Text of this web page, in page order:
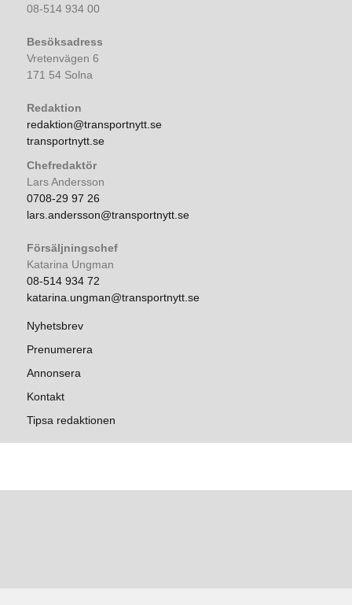
08-514 934 00
Besöksadress
Vretenvägen 6
171 54 Solna
Redaktion
redaktion@transportnytt.se
transportnytt.se
Chefredaktör
Lars Andersson
0708-29 97 26
lars.andersson@transportnytt.se
Försäljningschef
Katarina Ungman
08-514 934 72
katarina.ungman@transportnytt.se
Nyhetsbrev
Prenumerera
Annonsera
Kontakt
Tipsa redaktionen